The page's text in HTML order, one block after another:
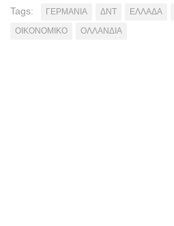
Tags: ΓΕΡΜΑΝΙΑ ΔΝΤ ΕΛΛΑΔΑ
ΟΙΚΟΝΟΜΙΚΟ
ΟΛΛΑΝΔΙΑ